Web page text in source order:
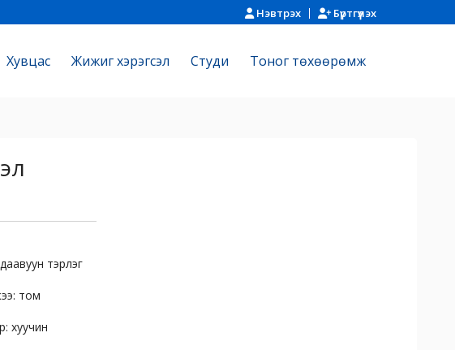
Нэвтрэх Бүртгүүлэх
Хувцас Жижиг хэрэгсэл Cтуди Тоног төхөөрөмж
тэрлэг
том
хуучин